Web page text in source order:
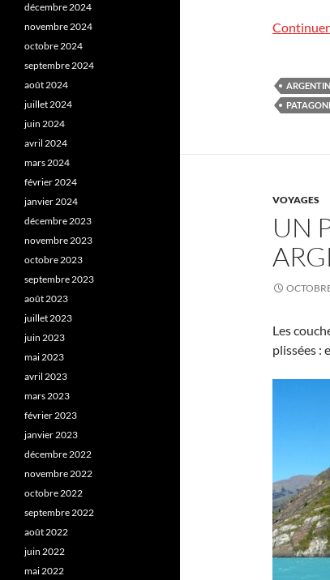
VOYAGES
UN
Les
plissées :
décembre 2024
novembre 2024
octobre 2024
septembre 2024
août 2024
juillet 2024
juin 2024
avril 2024
mars 2024
février 2024
janvier 2024
décembre 2023
novembre 2023
octobre 2023
septembre 2023
août 2023
juillet 2023
juin 2023
mai 2023
avril 2023
mars 2023
février 2023
janvier 2023
décembre 2022
novembre 2022
octobre 2022
septembre 2022
août 2022
juin 2022
mai 2022